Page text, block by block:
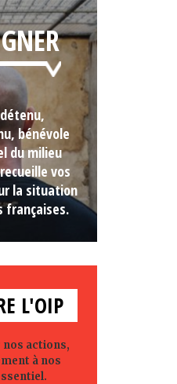
bénévole
du milieu
vos
la situation
françaises.
L'OIP
actions,
à nos